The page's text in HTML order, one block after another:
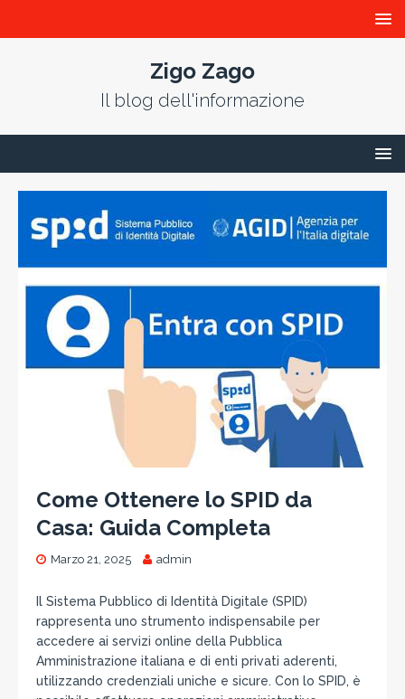
Zigo Zago
Il blog dell'informazione
Come Ottenere lo SPID da
Casa: Guida Completa
Marzo 21, 2025 admin
Il Sistema Pubblico di Identità Digitale (SPID)
rappresenta uno strumento indispensabile per
accedere ai servizi online della Pubblica
Amministrazione italiana e di enti privati aderenti,
utilizzando credenziali uniche e sicure. Con lo SPID, è